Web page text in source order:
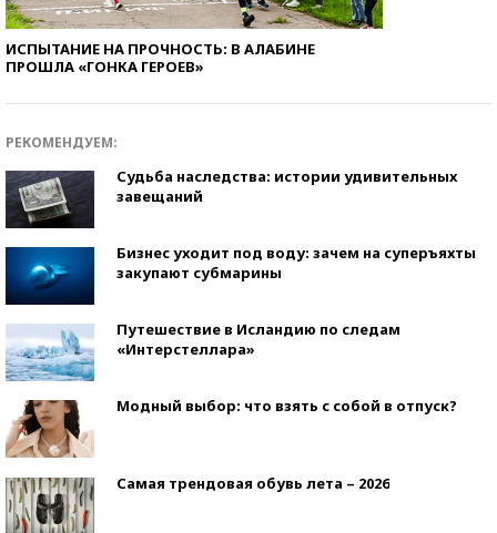
ИСПЫТАНИЕ НА ПРОЧНОСТЬ: В АЛАБИНЕ
ПРОШЛА «ГОНКА ГЕРОЕВ»
РЕКОМЕНДУЕМ:
Судьба наследства: истории удивительных
завещаний
Бизнес уходит под воду: зачем на суперъяхты
закупают субмарины
Путешествие в Исландию по следам
«Интерстеллара»
Модный выбор: что взять с собой в отпуск?
Самая трендовая обувь лета – 2026